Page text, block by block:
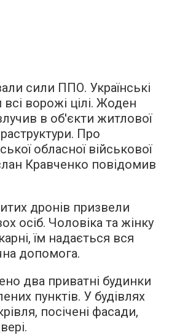
сили ППО. Українські
ворожі цілі. Жоден
в об'єкти житлової
Про
обласної військової
Кравченко повідомив
дронів призвели
осіб. Чоловіка та жінку
їм надається вся
допомога.
два приватні будинки
пунктів. У будівлях
посічені фасади,